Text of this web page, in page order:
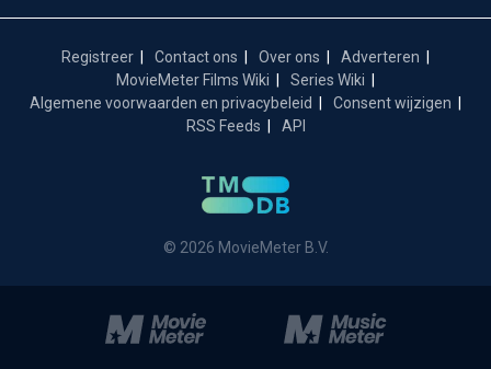
Registreer Contact ons Over ons
Adverteren
MovieMeter Films Wiki
Series Wiki
Algemene voorwaarden en privacybeleid
Consent wijzigen
RSS Feeds
API
© 2026 MovieMeter B.V.